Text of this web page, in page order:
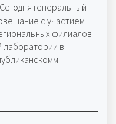
Сегодня генеральный
с участием
филиалов
лаборатории в